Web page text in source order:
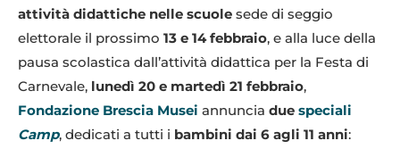
attività didattiche nelle scuole sede di seggio
elettorale il prossimo 13 e 14 febbraio, e alla luce della
pausa scolastica dall’attività didattica per la Festa di
Carnevale, lunedì 20 e martedì 21 febbraio,
Fondazione Brescia Musei annuncia due speciali
Camp, dedicati a tutti i bambini dai 6 agli 11 anni: